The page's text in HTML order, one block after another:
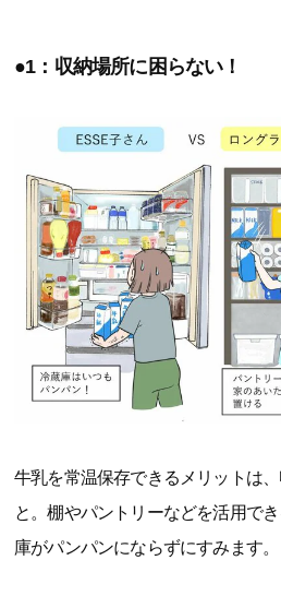
●1：収納場所に困らない！
牛乳を常温保存できるメリットは
と。棚やパントリーなどを活用で
庫がパンパンにならずにすみます。